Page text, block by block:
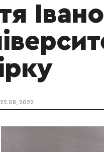
22.08, 2022